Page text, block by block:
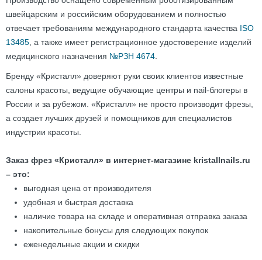
швейцарским и российским оборудованием и полностью
отвечает требованиям международного стандарта качества ISO
13485 , а также имеет регистрационное удостоверение изделий
медицинского назначения №РЗН 4674
Бренду «Кристалл» доверяют руки своих клиентов известные
салоны красоты, ведущие обучающие центры и nail-блогеры в
России и за рубежом. «Кристалл» не просто производит фрезы,
а создает лучших друзей и помощников для специалистов
индустрии красоты.
Заказ фрез «Кристалл» в интернет-магазине kristallnails.ru
– это:
выгодная цена от производителя
удобная и быстрая доставка
наличие товара на складе и оперативная отправка заказа
накопительные бонусы для следующих покупок
еженедельные акции и скидки